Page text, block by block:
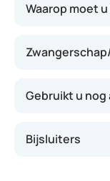
Waarop moet
Gebruikt u
Bijsluiters